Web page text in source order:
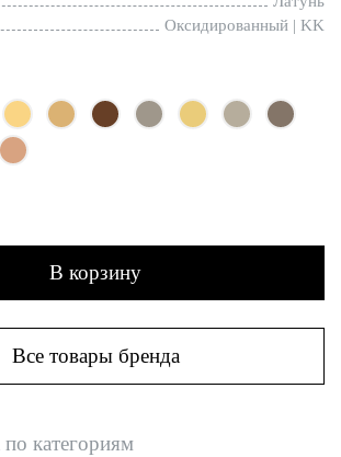
Оксидированный | KK
В корзину
Все товары бренда
категориям